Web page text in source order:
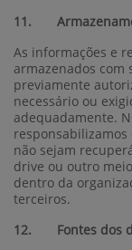
11.
As informações e
armazenados com
previamente
necessário ou
adequadamente.
responsabilizamos
não sejam
drive ou outro
dentro da
terceiros.
12. Fontes dos